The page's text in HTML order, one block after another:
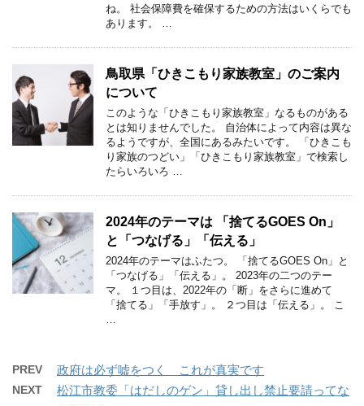
ね。 社会保障費を確保するための方法はいくらでも
あります。 …
鳥取県「ひきこもり家族教室」のご案内
について
このような「ひきこもり家族教室」なるものがある
とは知りませんでした。 自治体によって内容は異な
るようですが、全国にあるみたいです。 「ひきこも
り家族のつどい」「ひきこもり家族教室」で検索し
たらいろいろ …
2024年のテーマは 「捨てるGOES On」
と「つなげる」「伝える」
2024年のテーマはふたつ。 「捨てるGOES On」と
「つなげる」「伝える」。 2023年の二つのテー
マ。 １つ目は、2022年の「断」をさらに進めて
「捨てる」「手放す」。 ２つ目は「伝える」。 こ
PREV 政府は必ず嘘をつく これが真実です
NEXT
松江市教委「はだしのゲン」貸し出し禁止要請ってな